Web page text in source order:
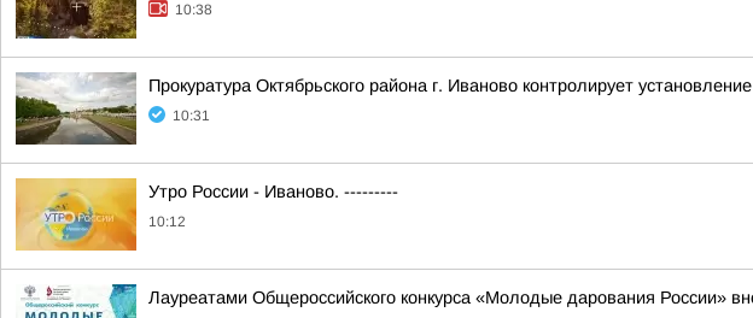
10:38
Прокуратура Октябрьского района г. Иваново контролирует
10:31
Утро России - Иваново. ---------
10:12
Лауреатами Общероссийского конкурса «Молодые дарования России»